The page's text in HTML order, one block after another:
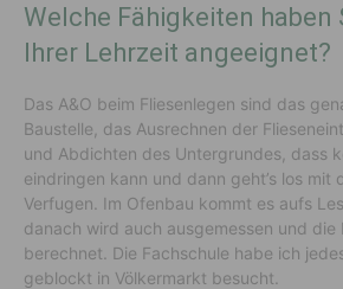
Welche Fähigkeiten haben
Ihrer Lehrzeit angeeignet?
Das A&O beim Fliesenlegen sind das
Baustelle, das Ausrechnen der
und Abdichten des Untergrundes, dass
eindringen kann und dann geht’s los mit
Verfugen. Im Ofenbau kommt es aufs
danach wird auch ausgemessen und die
berechnet. Die Fachschule habe ich
geblockt in Völkermarkt besucht.